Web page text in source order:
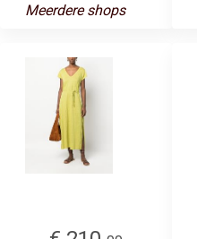
Meerdere shops